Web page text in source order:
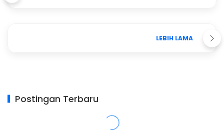
LEBIH LAMA
Postingan Terbaru